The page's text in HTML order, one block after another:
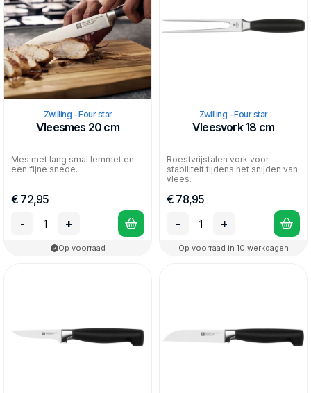
Zwilling - Four star
Vleesmes 20 cm
Mes met lang smal lemmet en
een fijne snede.
€ 72,95
-
+
Op voorraad
Zwilling - Four star
Vleesvork 18 cm
Roestvrijstalen vork voor
stabiliteit tijdens het snijden van
vlees.
€ 78,95
-
+
Op voorraad in 10 werkdagen